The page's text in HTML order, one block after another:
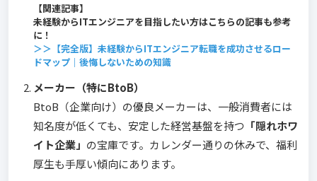
【関連記事】
未経験からITエンジニアを目指したい方はこちらの記事も参考
に！
＞＞【完全版】未経験からITエンジニア転職を成功させるロー
ドマップ｜後悔しないための知識
メーカー（特にBtoB）
BtoB（企業向け）の優良メーカーは、一般消費者には
知名度が低くても、安定した経営基盤を持つ 「隠れホワ
イト企業」 の宝庫です。カレンダー通りの休みで、福利
厚生も手厚い傾向にあります。